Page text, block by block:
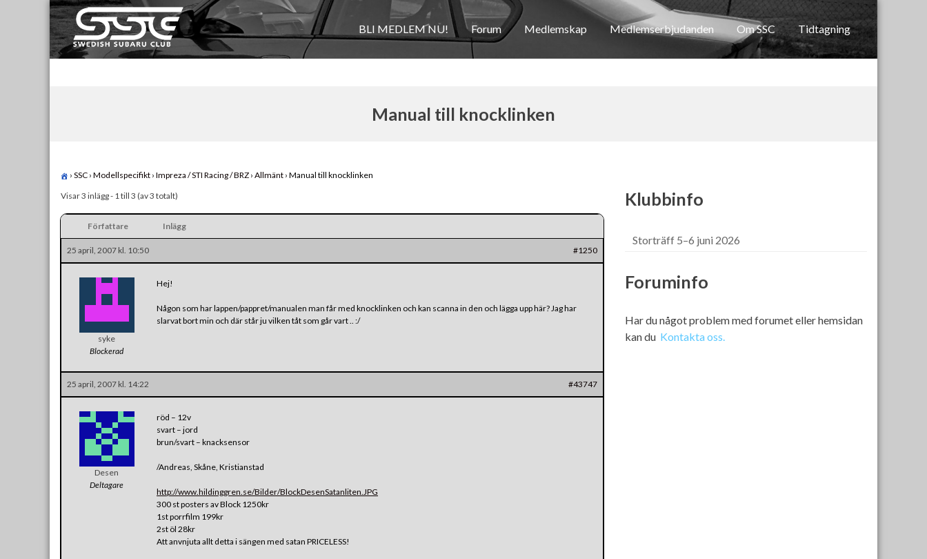
Skip
to
content
Swedish Subaru Club
För oss som älskar Subaru!
BLI MEDLEM NU! Forum Medlemskap Medlemserbjudanden Om SSC Tidtagning
Manual till knocklinken
› SSC › Modellspecifikt › Impreza / STI Racing / BRZ › Allmänt › Manual till knocklinken
Visar 3 inlägg - 1 till 3 (av 3 totalt)
Författare Inlägg
25 april, 2007 kl. 10:50 #1250
syke
Blockerad
Hej!
Någon som har lappen/pappret/manualen man får med knocklinken och kan scanna in den och lägga upp här? Jag har
slarvat bort min och där står ju vilken tåt som går vart .. :/
25 april, 2007 kl. 14:22 #43747
Desen
Deltagare
röd – 12v
svart – jord
brun/svart – knacksensor
/Andreas, Skåne, Kristianstad
http://www.hildinggren.se/Bilder/BlockDesenSatanliten.JPG
300 st posters av Block 1250kr
1st porrfilm 199kr
2st öl 28kr
Att anvnjuta allt detta i sängen med satan PRICELESS!
Klubbinfo
Storträff 5–6 juni 2026
Foruminfo
Har du något problem med forumet eller hemsidan
kan du Kontakta oss.